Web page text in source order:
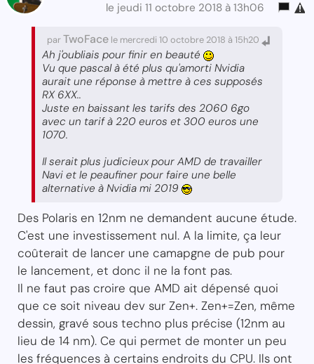
le jeudi 11 octobre 2018 à 13h06
parTwoFace le mercredi 10 octobre 2018 à 15h20
Ah j'oubliais pour finir en beauté
Vu que pascal à été plus qu'amorti Nvidia
aurait une réponse à mettre à ces supposés
RX 6XX..
Juste en baissant les tarifs des 2060 6go
avec un tarif à 220 euros et 300 euros une
1070.
Il serait plus judicieux pour AMD de travailler
Navi et le peaufiner pour faire une belle
alternative à Nvidia mi 2019
Des Polaris en 12nm ne demandent aucune étude.
C'est une investissement nul. A la limite, ça leur
coûterait de lancer une camapgne de pub pour
le lancement, et donc il ne la font pas.
Il ne faut pas croire que AMD ait dépensé quoi
que ce soit niveau dev sur Zen+. Zen+=Zen, même
dessin, gravé sous techno plus précise (12nm au
lieu de 14 nm). Ce qui permet de monter un peu
les fréquences à certains endroits du CPU. Ils ont